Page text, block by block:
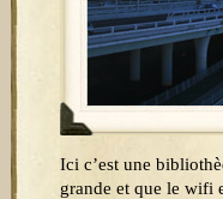
Ici c’est une
grande et que le wifi